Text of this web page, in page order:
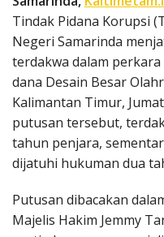
Tindak Pidana Korupsi
Negeri Samarinda
terdakwa dalam
dana Desain Besar
Kalimantan Timur,
putusan tersebut,
tahun penjara,
dijatuhi hukuman dua
Putusan dibacakan
Majelis Hakim Jemmy